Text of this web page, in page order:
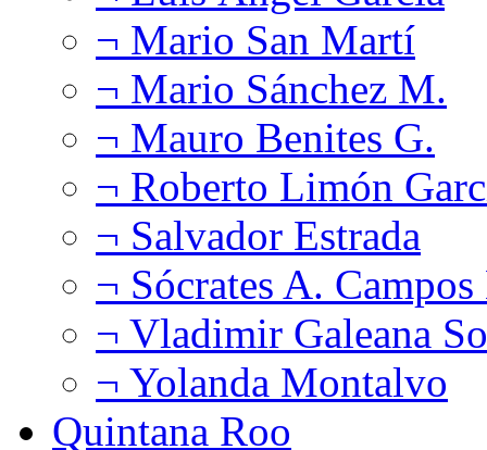
¬ Mario San Martí
¬ Mario Sánchez M.
¬ Mauro Benites G.
¬ Roberto Limón
¬ Salvador Estrada
¬ Sócrates A.
¬ Vladimir Galeana
¬ Yolanda Montalvo
Quintana Roo